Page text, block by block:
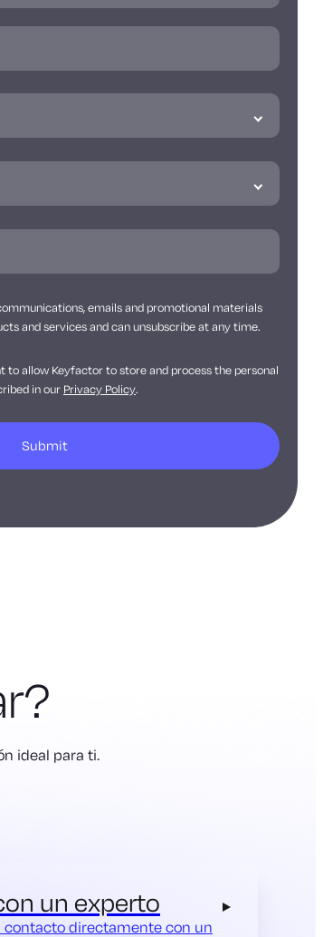
emails and promotional materials
and services and can unsubscribe at any time.
to allow Keyfactor to store and process the personal
in our Privacy Policy.
ideal para ti.
un experto
contacto directamente con un